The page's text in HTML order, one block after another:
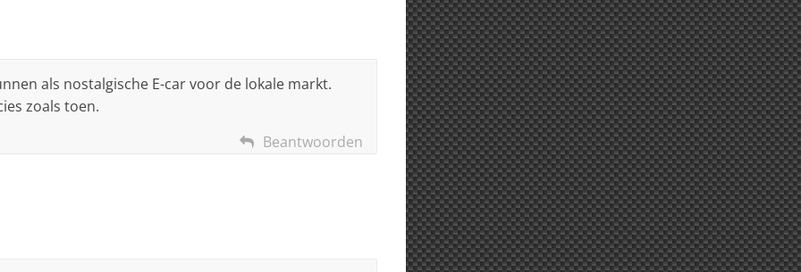
als nostalgische E-car voor de lokale markt.
zoals toen.
Beantwoorden